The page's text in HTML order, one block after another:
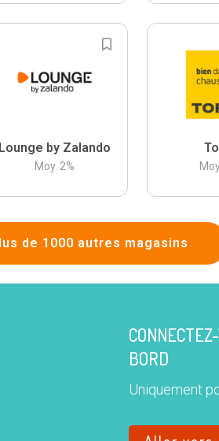
Lounge by Zalando
Moy. 2%
de 1000 autres magasins
BORD
Uniquement